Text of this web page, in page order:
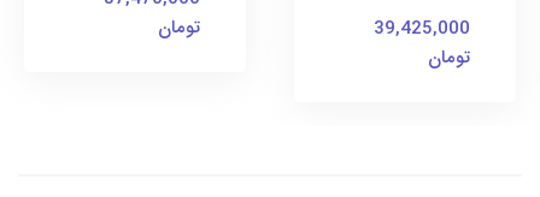
39,425,000
تومان
تومان